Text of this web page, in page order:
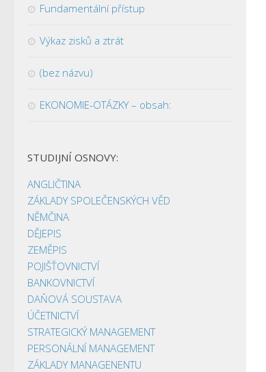
Fundamentální přístup
Výkaz zisků a ztrát
(bez názvu)
EKONOMIE-OTÁZKY – obsah:
STUDIJNÍ OSNOVY:
ANGLIČTINA
ZÁKLADY SPOLEČENSKÝCH VĚD
NĚMČINA
DĚJEPIS
ZEMĚPIS
POJIŠŤOVNICTVÍ
BANKOVNICTVÍ
DAŇOVÁ SOUSTAVA
ÚČETNICTVÍ
STRATEGICKÝ MANAGEMENT
PERSONÁLNÍ MANAGEMENT
ZÁKLADY MANAGENENTU